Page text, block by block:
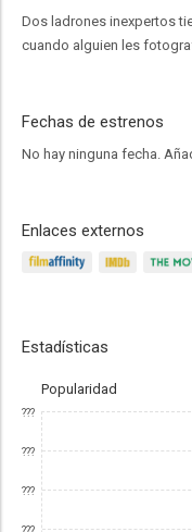
Dos ladrones inexpertos
cuando alguien les
Fechas de estrenos
No hay ninguna fecha.
Enlaces externos
Estadísticas
Popularidad
???
???
???